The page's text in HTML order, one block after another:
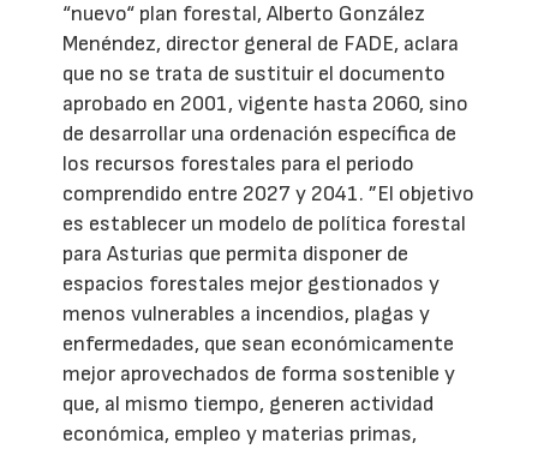
“nuevo“ plan forestal, Alberto González
Menéndez, director general de FADE, aclara
que no se trata de sustituir el documento
aprobado en 2001, vigente hasta 2060, sino
de desarrollar una ordenación específica de
los recursos forestales para el periodo
comprendido entre 2027 y 2041. ”El objetivo
es establecer un modelo de política forestal
para Asturias que permita disponer de
espacios forestales mejor gestionados y
menos vulnerables a incendios, plagas y
enfermedades, que sean económicamente
mejor aprovechados de forma sostenible y
que, al mismo tiempo, generen actividad
económica, empleo y materias primas,